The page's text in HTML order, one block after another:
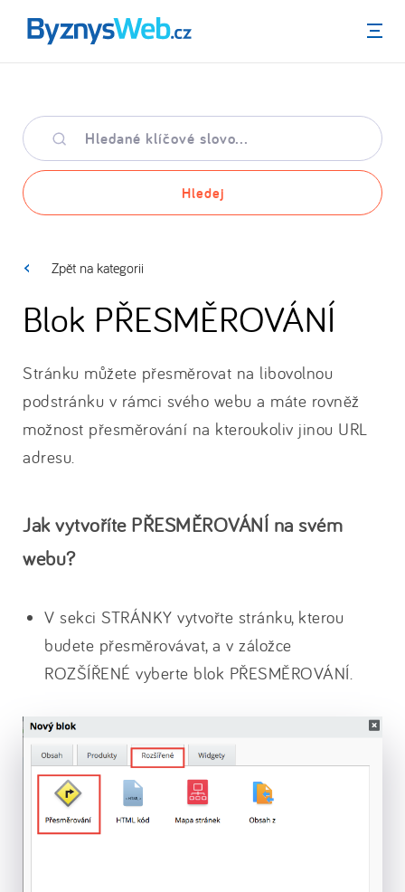
Menu
Hledané
klíčové
slovo
Hledej
Zpět na kategorii
Blok PŘESMĚROVÁNÍ
Stránku můžete přesměrovat na libovolnou
podstránku v rámci svého webu a máte rovněž
možnost přesměrování na kteroukoliv jinou URL
adresu.
Jak vytvoříte PŘESMĚROVÁNÍ na svém
webu?
V sekci STRÁNKY vytvořte stránku, kterou
budete přesměrovávat, a v záložce
ROZŠÍŘENÉ vyberte blok PŘESMĚROVÁNÍ.